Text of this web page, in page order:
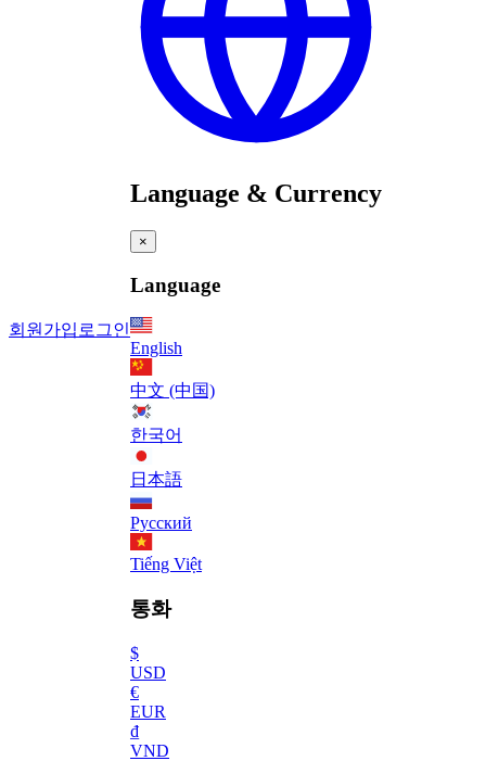
회원가입 로그인
Language & Currency
×
Language
English
中文 (中国)
한국어
日本語
Русский
Tiếng Việt
통화
$
USD
€
EUR
₫
VND